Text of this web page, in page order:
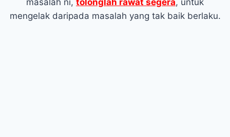
masalah ni, tolonglah rawat segera, untuk
mengelak daripada masalah yang tak baik berlaku.